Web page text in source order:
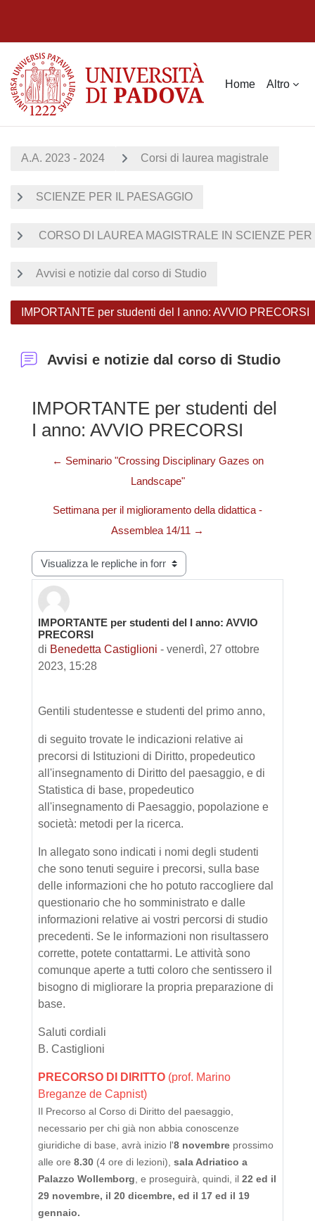
Home Altro
A.A. 2023 - 2024 Corsi di laurea magistrale
SCIENZE PER IL PAESAGGIO
CORSO DI LAUREA MAGISTRALE IN SCIENZE
Avvisi e notizie dal corso di Studio
IMPORTANTE per studenti del I anno: AVVIO PRECORSI
Avvisi e notizie dal corso di Studio
IMPORTANTE per studenti del
I anno: AVVIO PRECORSI
← Seminario "Crossing Disciplinary Gazes on
Landscape"
Settimana per il miglioramento della didattica -
Assemblea 14/11 →
Modalità visualizzazione
IMPORTANTE per studenti del I anno: AVVIO
PRECORSI
di Benedetta Castiglioni - venerdì, 27 ottobre
2023, 15:28
Numero di risposte: 0
Gentili studentesse e studenti del primo anno,
di seguito trovate le indicazioni relative ai
precorsi di Istituzioni di Diritto, propedeutico
all'insegnamento di Diritto del paesaggio, e di
Statistica di base, propedeutico
all'insegnamento di Paesaggio, popolazione e
società: metodi per la ricerca.
In allegato sono indicati i nomi degli studenti
che sono tenuti seguire i precorsi, sulla base
delle informazioni che ho potuto raccogliere dal
questionario che ho somministrato e dalle
informazioni relative ai vostri percorsi di studio
precedenti. Se le informazioni non risultassero
corrette, potete contattarmi. Le attività sono
comunque aperte a tutti coloro che sentissero il
bisogno di migliorare la propria preparazione di
base.
Saluti cordiali
B. Castiglioni
PRECORSO DI DIRITTO (prof. Marino
Breganze de Capnist)
Il Precorso al Corso di Diritto del paesaggio,
necessario per chi già non abbia conoscenze
giuridiche di base, avrà inizio l'8 novembre prossimo
alle ore 8.30 (4 ore di lezioni), sala Adriatico a
Palazzo Wollemborg, e proseguirà, quindi, il 22 ed il
29 novembre, il 20 dicembre, ed il 17 ed il 19
gennaio.